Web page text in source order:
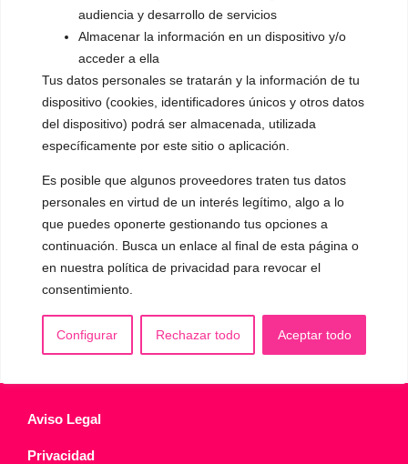
audiencia y desarrollo de servicios
Almacenar la información en un dispositivo y/o
acceder a ella
Tus datos personales se tratarán y la información de tu
dispositivo (cookies, identificadores únicos y otros datos
del dispositivo) podrá ser almacenada, utilizada
específicamente por este sitio o aplicación.
Es posible que algunos proveedores traten tus datos
personales en virtud de un interés legítimo, algo a lo
que puedes oponerte gestionando tus opciones a
continuación. Busca un enlace al final de esta página o
en nuestra política de privacidad para revocar el
consentimiento.
Configurar Rechazar todo Aceptar todo
OTRAS SESIONES
▪️ Caracterización de la voz
▪️ Voz virilizada por esteroides
▪️ Modificación del acento
🟥 CIRUGÍA: Glotoplastia
CONTACTO Y CITAS
✅Pide tu CITA ONLINE
WhatsApp :+34 625 14 46 47
Email :contacto@femivoz.es
Aviso Legal
Privacidad